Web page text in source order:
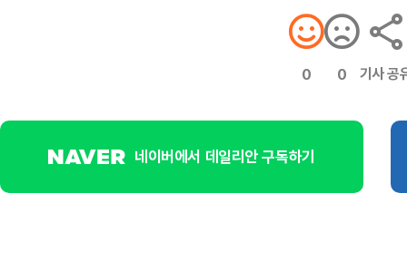
0 0 기사 공
네이버에서 데일리안 구독하기